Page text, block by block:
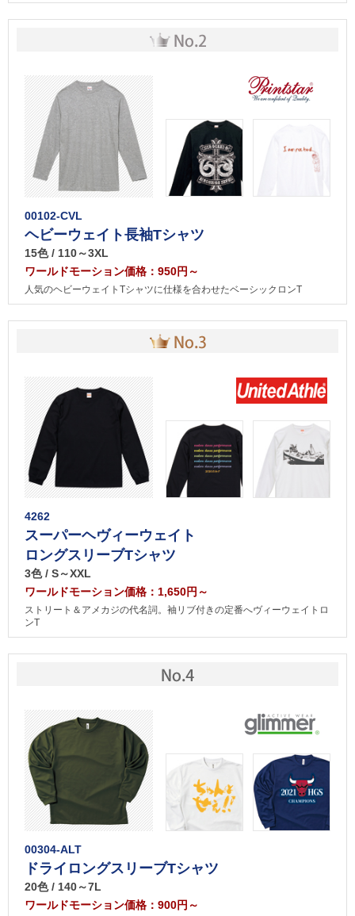
00102-CVL
ヘビーウェイト長袖Tシャツ
15色 / 110～3XL
ワールドモーション価格：950円～
人気のヘビーウェイトTシャツに仕様を合わせたベーシックロンT
4262
スーパーヘヴィーウェイト
ロングスリーブTシャツ
3色 / S～XXL
ワールドモーション価格：1,650円～
ストリート＆アメカジの代名詞。袖リブ付きの定番へヴィーウェイトロ
ンT
00304-ALT
ドライロングスリーブTシャツ
20色 / 140～7L
ワールドモーション価格：900円～